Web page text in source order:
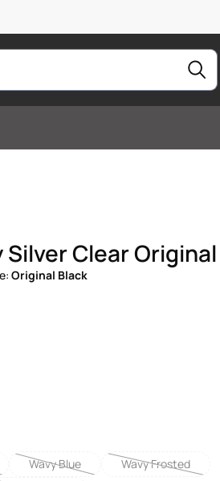
Clear
Original Black
ist zurzeit nicht verfügbar.)
Wavy Blue
(Diese Option ist zurzeit nicht
Wavy Frosted
(Diese